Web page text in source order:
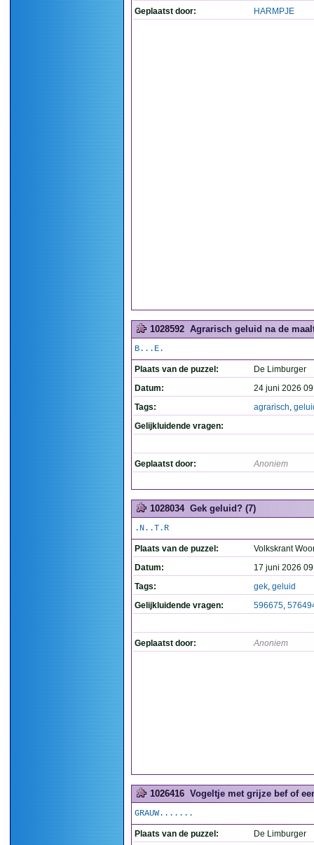
Geplaatst door: HARMPJE
1028592 Agrarisch geluid na de
B...E.
Plaats van de puzzel:
De Limburger
Datum:
24 juni 2026
Tags:
agrarisch,
Gelijkluidende vragen:
Geplaatst door: Anoniem
1028034 Gek geluid? (7)
.N..T.R
Plaats van de puzzel:
Volkskrant
Datum:
17 juni 2026
Tags:
gek, geluid
Gelijkluidende vragen:
596675,
Geplaatst door: Anoniem
1026416 Vogeltje met grijze bef of
GRAUW.......
Plaats van de puzzel: De Limburger